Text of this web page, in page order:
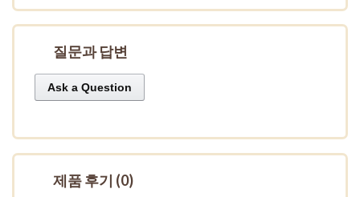
질문과 답변
Ask a Question
제품 후기 (0)